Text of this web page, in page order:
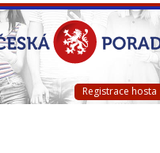
Registrace hosta